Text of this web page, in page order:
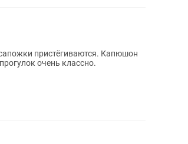
пристёгиваются. Капюшон
очень классно.